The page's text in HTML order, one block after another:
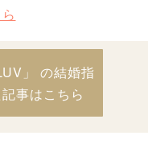
」 の結婚指
事はこちら